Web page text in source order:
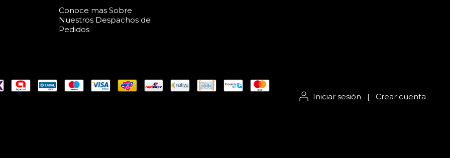
Conoce mas Sobre
Nuestros Despachos de
Pedidos
Iniciar sesión | Crear cuenta